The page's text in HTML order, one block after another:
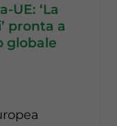
UE: ‘La
pronta a
globale